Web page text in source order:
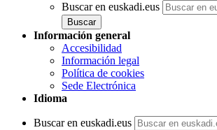
Buscar en euskadi.eus
Información general
Accesibilidad
Información legal
Política de cookies
Sede Electrónica
Idioma
Buscar en euskadi.eus